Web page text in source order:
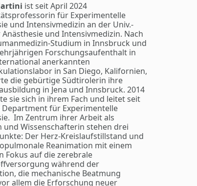
ist seit April 2024
für Experimentelle
und Intensivmedizin an der Univ.-
und Intensivmedizin. Nach
Studium in Innsbruck und
Forschungsaufenthalt in
anerkannten
in San Diego, Kalifornien,
die gebürtige Südtirolerin ihre
in Jena und Innsbruck. 2014
sie sich in ihrem Fach und leitet seit
Department für Experimentelle
Im Zentrum ihrer Arbeit als
und Wissenschafterin stehen drei
Der Herz-Kreislaufstillstand und
Reanimation mit einem
Fokus auf die zerebrale
während der
die mechanische Beatmung
allem die Erforschung neuer